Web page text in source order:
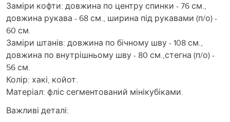
Заміри кофти: довжина по центру спинки - 76 см.,
довжина рукава - 68 см., ширина під рукавами (п/о) -
60 см.
Заміри штанів: довжина по бічному шву - 108 см.,
довжина по внутрішньому шву - 80 см.,стегна (п/о) -
56 см.
Колір: хакі, койот.
Матеріал: фліс сегментований мінікубіками.
Важливі деталі: